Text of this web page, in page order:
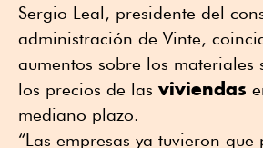
Sergio Leal, presidente del
administración de Vinte,
aumentos sobre los materiales
los precios de las viviendas
mediano plazo.
“Las empresas ya tuvieron